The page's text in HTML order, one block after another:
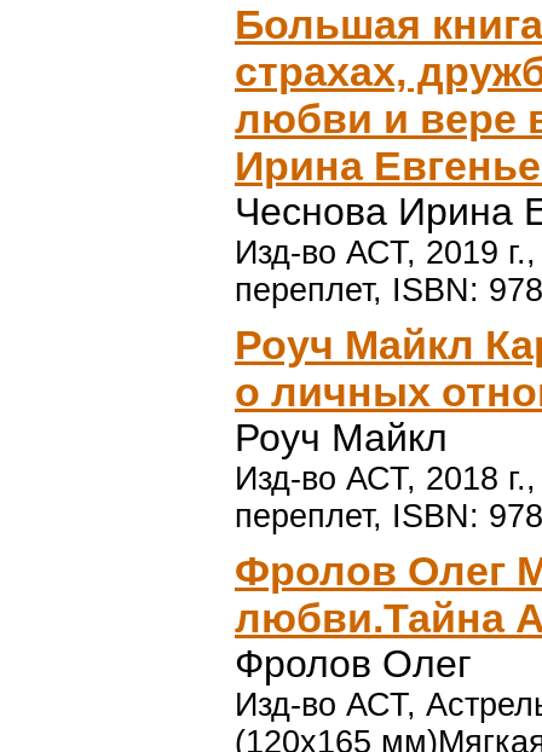
Большая
страхах,
любви и вере
Ирина
Чеснова Ирина
Изд-во АСТ, 2019
переплет, ISBN:
Роуч Майкл
о личных
Роуч Майкл
Изд-во АСТ, 2018
переплет, ISBN:
Фролов Олег
любви.Тайна
Фролов Олег
Изд-во АСТ,
(120х165